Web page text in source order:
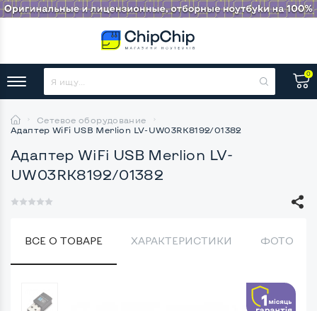
0
Сетевое оборудование
Адаптер WiFi USB Merlion LV-UW03RK8192/01382
Адаптер WiFi USB Merlion LV-
UW03RK8192/01382
ВСЕ О ТОВАРЕ ХАРАКТЕРИСТИКИ ФОТО